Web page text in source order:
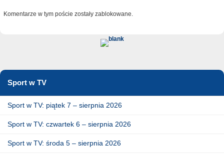
Komentarze w tym poście zostały zablokowane.
Sport w TV
Sport w TV: piątek 7 – sierpnia 2026
Sport w TV: czwartek 6 – sierpnia 2026
Sport w TV: środa 5 – sierpnia 2026